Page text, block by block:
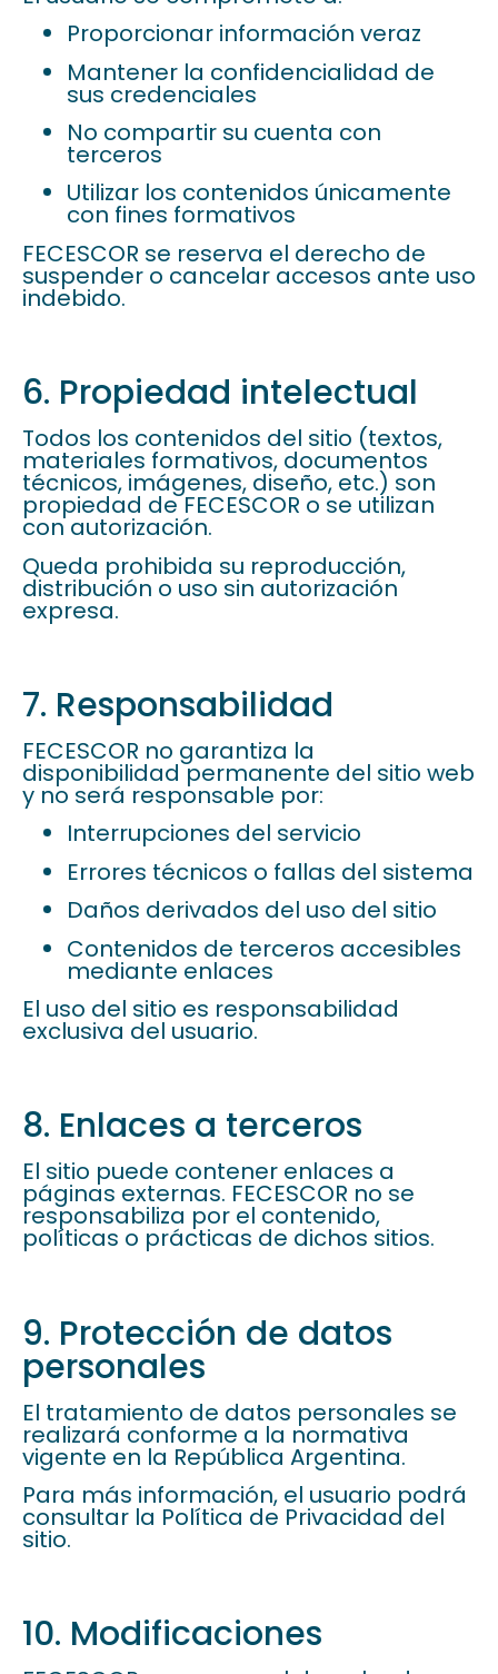
Proporcionar información veraz
Mantener la confidencialidad de
sus credenciales
No compartir su cuenta con
terceros
Utilizar los contenidos únicamente
con fines formativos
FECESCOR se reserva el derecho de
suspender o cancelar accesos ante uso
indebido.
6. Propiedad intelectual
Todos los contenidos del sitio (textos,
materiales formativos, documentos
técnicos, imágenes, diseño, etc.) son
propiedad de FECESCOR o se utilizan
con autorización.
Queda prohibida su reproducción,
distribución o uso sin autorización
expresa.
7. Responsabilidad
FECESCOR no garantiza la
disponibilidad permanente del sitio web
y no será responsable por:
Interrupciones del servicio
Errores técnicos o fallas del sistema
Daños derivados del uso del sitio
Contenidos de terceros accesibles
mediante enlaces
El uso del sitio es responsabilidad
exclusiva del usuario.
8. Enlaces a terceros
El sitio puede contener enlaces a
páginas externas. FECESCOR no se
responsabiliza por el contenido,
políticas o prácticas de dichos sitios.
9. Protección de datos
personales
El tratamiento de datos personales se
realizará conforme a la normativa
vigente en la República Argentina.
Para más información, el usuario podrá
consultar la Política de Privacidad del
sitio.
10. Modificaciones